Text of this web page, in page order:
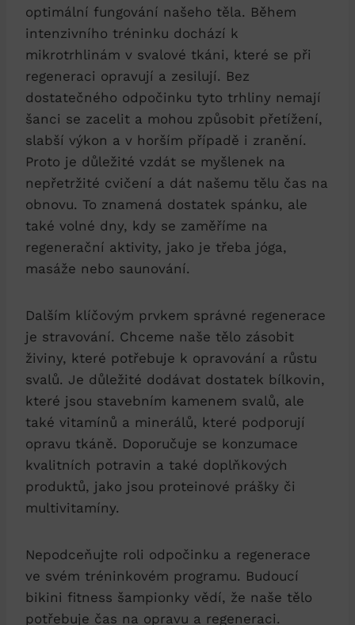
optimální fungování našeho⁤ těla.‍ Během⁢
intenzivního tréninku dochází ‍k
mikrotrhlinám v svalové tkáni,⁤ které ‍se při
regeneraci opravují a⁤ zesilují. Bez
‌dostatečného odpočinku⁢ tyto trhliny nemají​
šanci se zacelit⁢ a mohou způsobit přetížení,
slabší výkon⁤ a v horším případě i zranění.
Proto je důležité vzdát se‍ myšlenek na
nepřetržité ⁢cvičení ⁣a ​dát našemu tělu čas na
obnovu. To znamená dostatek spánku, ale
také ​volné⁤ dny, ⁢kdy se zaměříme na
regenerační aktivity, jako je třeba jóga,⁣
masáže nebo ⁢saunování.
Dalším klíčovým ⁤prvkem‌ správné regenerace
je stravování. ⁤Chceme naše tělo zásobit
živiny, které potřebuje k opravování ‍a⁣ růstu
svalů. Je⁢ důležité ‍dodávat dostatek bílkovin,
které jsou stavebním kamenem⁣ svalů, ale
také vitamínů a minerálů, které podporují
opravu tkáně. Doporučuje se konzumace
kvalitních potravin a také‌ doplňkových
produktů,‍ jako⁢ jsou​ proteinové prášky ⁤či‍
multivitamíny.
Nepodceňujte roli odpočinku a ⁤regenerace
ve svém⁢ tréninkovém programu. Budoucí
bikini⁢ fitness šampionky vědí, že naše tělo
potřebuje čas na opravu ⁢a regeneraci.